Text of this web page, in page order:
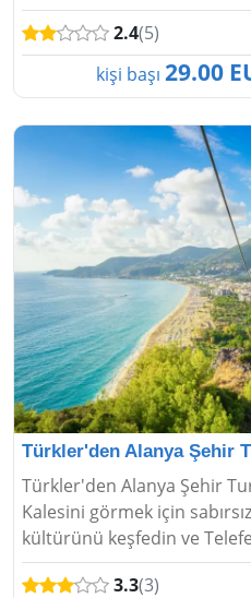
2.4(5)
kişi başı 29.00
Türkler'den Alanya Şehir
Türkler'den Alanya Şehir
Kalesini görmek için
kültürünü keşfedin ve
çıkartın....
3.3(3)